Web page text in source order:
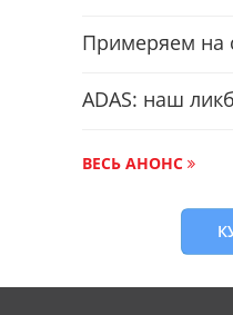
Примеряем на
ADAS: наш
ВЕСЬ АНОНС